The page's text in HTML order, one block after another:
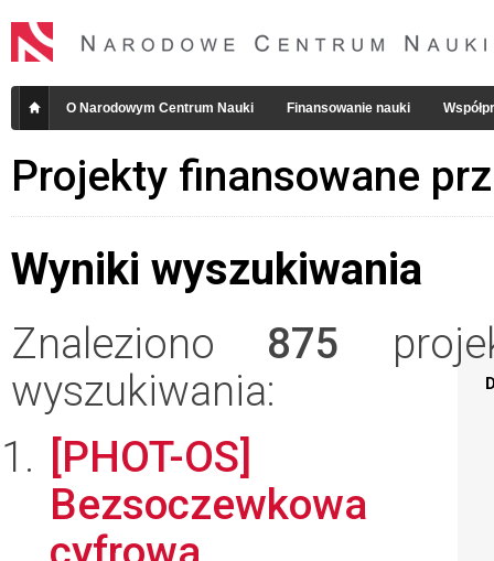
O Narodowym Centrum Nauki Finansowanie nauki
Projekty finansowane
Wyniki wyszukiwania
Znaleziono 875
wyszukiwania:
[PHOT-OS]
Bezsoczewkowa